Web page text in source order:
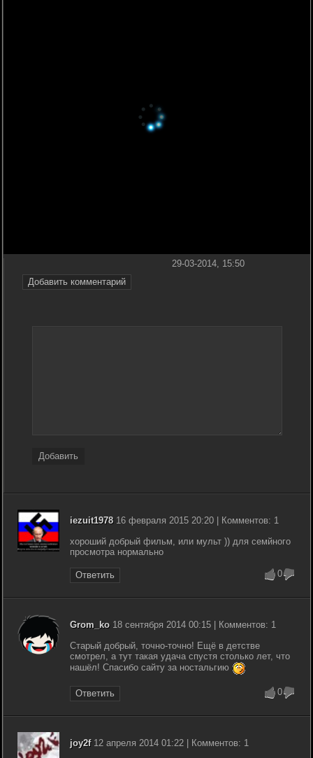
Добавить комментарий
29-03-2014, 15:50
Добавить
iezuit197816 февраля 2015 20:20 | Комментов: 1
хороший добрый фильм, или мульт )) для семйного
просмотра нормально
Ответить 0
Grom_ko 18 сентября 2014 00:15 | Комментов: 1
Старый добрый, точно-точно! Ещё в детстве
смотрел, а тут такая удача спустя столько лет, что
нашёл! Спасибо сайту за ностальгию
Ответить 0
joy2f12 апреля 2014 01:22 | Комментов: 1